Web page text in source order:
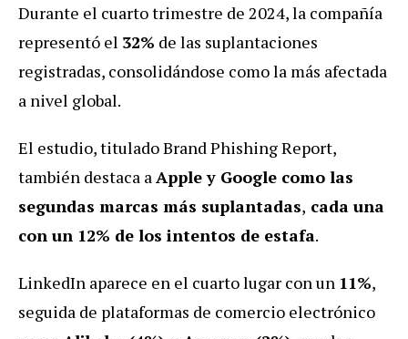
Durante el cuarto trimestre de 2024, la compañía
representó el 32% de las suplantaciones
registradas, consolidándose como la más afectada
a nivel global.
El estudio, titulado Brand Phishing Report,
también destaca aApple y Google como las
segundas marcas más suplantadas, cada una
con un 12% de los intentos de estafa.
LinkedIn aparece en el cuarto lugar con un 11%,
seguida de plataformas de comercio electrónico